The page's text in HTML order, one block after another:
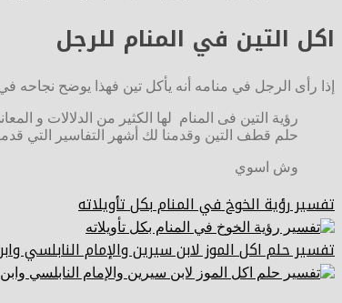
اكل التين في المنام للرجل
إذا رأى الرجل في منامه أنه يأكل تين فهذا يوضح
رؤية التين فى المنام لها الكثير من الدلالات و
حلم قطف التين وقدمنا لك أشهر التفاسير التي
وش اسوي
تفسير رؤية الخوخ في المنام بكل تأويلاته
تفسير حلم اكل الموز لابن سيرين والإمام النابلسي